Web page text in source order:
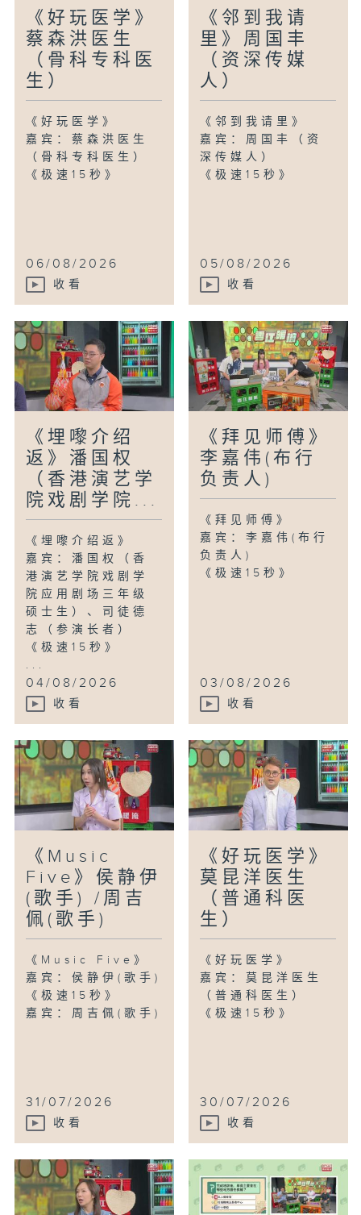
《好玩医学》
蔡森洪医生
（骨科专科医
生）
《好玩医学》
嘉宾：蔡森洪医生
（骨科专科医生）
《极速15秒》
06/08/2026
收看
《邻到我请
里》周国丰
（资深传媒
人）
《邻到我请里》
嘉宾：周国丰（资
深传媒人）
《极速15秒》
05/08/2026
收看
《埋嚟介绍
返》潘国权
（香港演艺学
院戏剧学院...
《埋嚟介绍返》
嘉宾：潘国权（香
港演艺学院戏剧学
院应用剧场三年级
硕士生）、司徒德
志（参演长者）
《极速15秒》
...
04/08/2026
收看
《拜见师傅》
李嘉伟(布行
负责人)
《拜见师傅》
嘉宾：李嘉伟(布行
负责人)
《极速15秒》
03/08/2026
收看
《Music
Five》侯静伊
(歌手) /周吉
佩(歌手)
《Music Five》
嘉宾：侯静伊(歌手)
《极速15秒》
嘉宾：周吉佩(歌手)
31/07/2026
收看
《好玩医学》
莫昆洋医生
（普通科医
生）
《好玩医学》
嘉宾：莫昆洋医生
（普通科医生）
《极速15秒》
30/07/2026
收看